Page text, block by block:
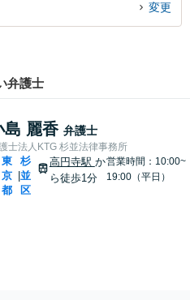
変更
弁護士
島 麗香 弁護士
士法人KTG 杉並法律事務所
東
京
都
杉
並
区
高円寺駅 か
ら徒歩1分
営業時間：10:00~
19:00（平日）